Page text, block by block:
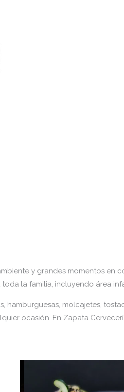
y grandes momentos en
la familia, incluyendo área
molcajetes,
ocasión. En Zapata